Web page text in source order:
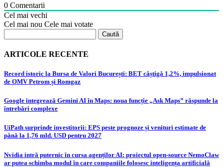
0 Comentarii
Cel mai vechi
Cel mai nou Cele mai votate
după:
ARTICOLE RECENTE
Record istoric la Bursa de Valori București: BET câștigă 1,2%, impulsionat
de OMV Petrom și Romgaz
Google integrează Gemini AI în Maps: noua funcție „Ask Maps” răspunde la
întrebări complexe
UiPath surprinde investitorii: EPS peste prognoze și venituri estimate de
până la 1,76 mld. USD pentru 2027
Nvidia intră puternic în cursa agenților AI: proiectul open-source NemoClaw
ar putea schimba modul în care companiile folosesc inteligența artificială